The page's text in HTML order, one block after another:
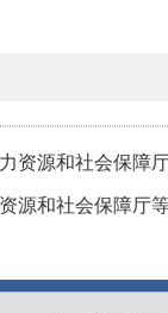
资源和社会保障
源和社会保障厅